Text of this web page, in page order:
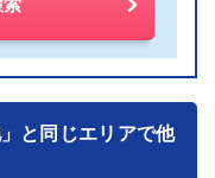
索
と同じエリアで他